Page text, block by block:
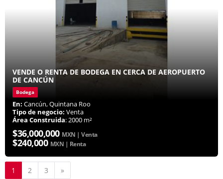
VENDE O RENTA DE BODEGA EN CERCA DE AEROPUERTO
DE CANCÚN
Bodega
En: Cancún, Quintana Roo
Tipo de negocio: Venta
Área Construida: 2000 m²
$36,000,000 MXN | Venta
$240,000 MXN | Renta
1 2 3 »